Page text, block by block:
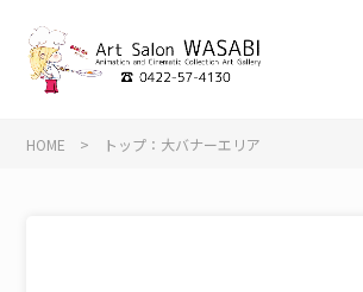
HOME > トップ：大バナーエリア